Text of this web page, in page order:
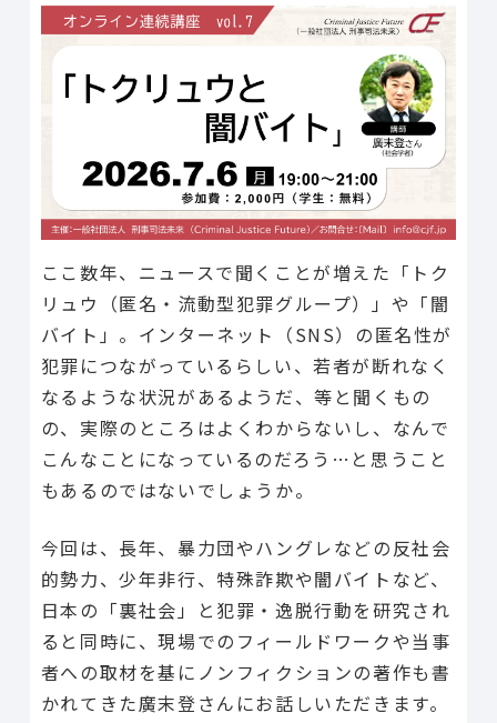
ここ数年、ニュースで聞くことが増えた「トク
リュウ（匿名・流動型犯罪グループ）」や「闇
バイト」。インターネット（SNS）の匿名性が
犯罪につながっているらしい、若者が断れなく
なるような状況があるようだ、等と聞くもの
の、実際のところはよくわからないし、なんで
こんなことになっているのだろう…と思うこと
もあるのではないでしょうか。
今回は、長年、暴力団やハングレなどの反社会
的勢力、少年非行、特殊詐欺や闇バイトなど、
日本の「裏社会」と犯罪・逸脱行動を研究され
ると同時に、現場でのフィールドワークや当事
者への取材を基にノンフィクションの著作も書
かれてきた廣末登さんにお話しいただきます。